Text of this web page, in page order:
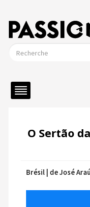
O Sertão
Brésil | de José